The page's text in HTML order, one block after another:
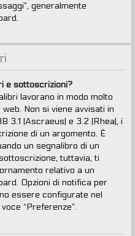
generalmente
e sottoscrizioni?
lavorano in modo molto
Non si viene avvisati in
3.1 (Ascraeus) e 3.2 (Rhea), i
di un argomento. È
un segnalibro di un
tuttavia, ti
relativo a un
Opzioni di notifica per
essere configurate nel
“Preferenze”.